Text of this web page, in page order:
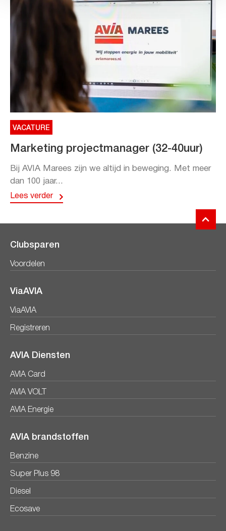
VACATURE
Marketing projectmanager (32-40uur)
Bij AVIA Marees zijn we altijd in beweging. Met meer
dan 100 jaar...
Lees verder
Clubsparen
Voordelen
ViaAVIA
ViaAVIA
Registreren
AVIA Diensten
AVIA Card
AVIA VOLT
AVIA Energie
AVIA brandstoffen
Benzine
Super Plus 98
Diesel
Ecosave